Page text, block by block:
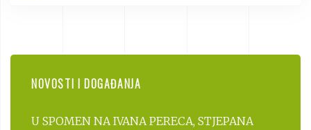
NOVOSTI I DOGAĐANJA
U SPOMEN NA IVANA PERECA, STJEPANA